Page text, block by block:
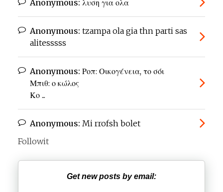
Anonymous: λυση για ολα
Anonymous: tzampa ola gia thn parti sas
alitesssss
Anonymous: Ροπ: Οικογένεια, το σόι
Μπιθ: ο κώλος
Κο ...
Anonymous: Mi rrofsh bolet
Followit
Get new posts by email: